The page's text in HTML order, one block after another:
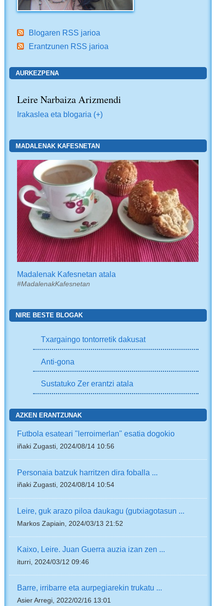
Blogaren RSS jarioa
Erantzunen RSS jarioa
AURKEZPENA
Leire Narbaiza Arizmendi
Irakaslea eta blogaria (+)
MADALENAK KAFESNETAN
Madalenak Kafesnetan atala
#MadalenakKafesnetan
NIRE BESTE BLOGAK
Txargaingo tontorretik dakusat
Anti-gona
Sustatuko Zer erantzi atala
AZKEN ERANTZUNAK
Futbola esateari "lerroimerlan" esatia dogokio
iñaki Zugasti, 2024/08/14 10:56
Personaia batzuk harritzen dira foballa ...
iñaki Zugasti, 2024/08/14 10:54
Leire, guk arazo piloa daukagu (gutxiagotasun ...
Markos Zapiain, 2024/03/13 21:52
Kaixo, Leire. Juan Guerra auzia izan zen ...
iturri, 2024/03/12 09:46
Barre, irribarre eta aurpegiarekin trukatu ...
Asier Arregi, 2022/02/16 13:01